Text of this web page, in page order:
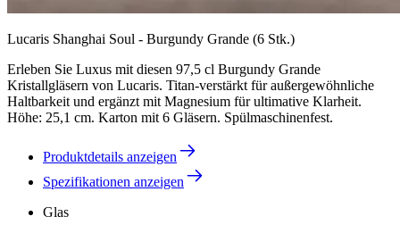
Lucaris Shanghai Soul - Burgundy Grande (6 Stk.)
Erleben Sie Luxus mit diesen 97,5 cl Burgundy Grande
Kristallgläsern von Lucaris. Titan-verstärkt für außergewöhnliche
Haltbarkeit und ergänzt mit Magnesium für ultimative Klarheit.
Höhe: 25,1 cm. Karton mit 6 Gläsern. Spülmaschinenfest.
Produktdetails anzeigen
Spezifikationen anzeigen
Glas